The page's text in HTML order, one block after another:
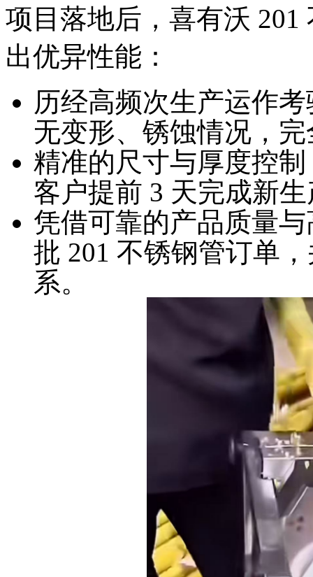
项目落地后，喜有沃
出优异性能：
历经高频次生产运作
无变形、锈蚀情况，
精准的尺寸与厚度控
客户提前 3 天完成新
凭借可靠的产品质量
批 201 不锈钢管订单
系。